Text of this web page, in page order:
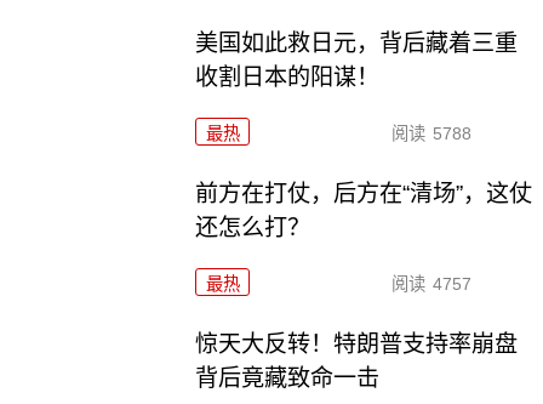
美国如此救日元，背后藏着三重
收割日本的阳谋！
最热 阅读 5788
前方在打仗，后方在“清场”，这仗
还怎么打？
最热 阅读 4757
惊天大反转！特朗普支持率崩盘
背后竟藏致命一击